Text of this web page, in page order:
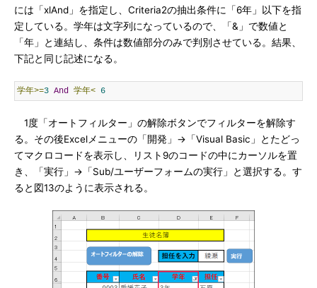
には「xlAnd」を指定し、Criteria2の抽出条件に「6年」以下を指
定している。学年は文字列になっているので、「&」で数値と
「年」と連結し、条件は数値部分のみで判別させている。結果、
下記と同じ記述になる。
学年>=3 And 学年< 6
1度「オートフィルター」の解除ボタンでフィルターを解除す
る。その後Excelメニューの「開発」→「Visual Basic」とたどっ
てマクロコードを表示し、リスト9のコードの中にカーソルを置
き、「実行」→「Sub/ユーザーフォームの実行」と選択する。す
ると図13のように表示される。